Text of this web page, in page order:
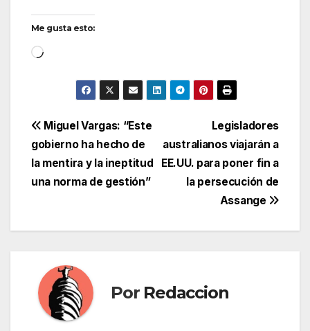
Me gusta esto:
Cargando...
Navegación
de
entradas
Legisladores
australianos viajarán a
EE.UU. para poner fin a
la persecución de
Assange
Miguel Vargas: “Este
gobierno ha hecho de
la mentira y la ineptitud
una norma de gestión”
Por Redaccion